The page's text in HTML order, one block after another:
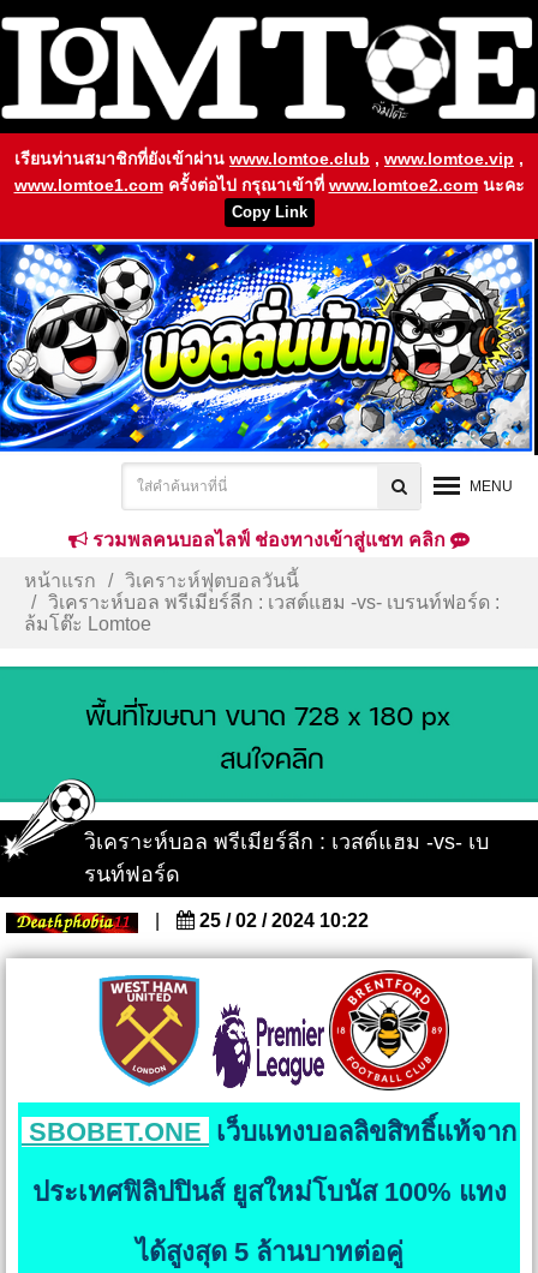
เรียนท่านสมาชิกที่ยังเข้าผ่าน www.lomtoe.club , www.lomtoe.vip ,
www.lomtoe1.com ครั้งต่อไป กรุณาเข้าที่ www.lomtoe2.comนะคะ
Copy Link
MENU
รวมพลคนบอลไลฟ์ ช่องทางเข้าสู่แชท คลิก
หน้าแรก
วิเคราะห์ฟุตบอลวันนี้
วิเคราะห์บอล พรีเมียร์ลีก : เวสต์แฮม -vs- เบรนท์ฟอร์ด :
ล้มโต๊ะ Lomtoe
วิเคราะห์บอล พรีเมียร์ลีก : เวสต์แฮม -vs- เบ
รนท์ฟอร์ด
25 / 02 / 2024 10:22
SBOBET.ONE เว็บแทงบอลลิขสิทธิ์แท้จาก
ประเทศฟิลิปปินส์ ยูสใหม่โบนัส 100% แทง
ได้สูงสุด 5 ล้านบาทต่อคู่